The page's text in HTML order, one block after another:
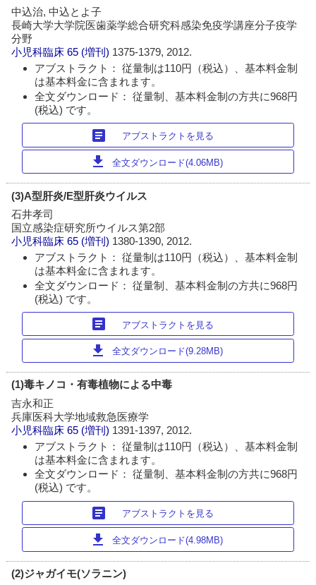
中込治, 中込とよ子
長崎大学大学院医歯薬学総合研究科感染免疫学講座分子疫学
分野
小児科臨床 65 (増刊) 1375-1379, 2012.
アブストラクト： 従量制は110円（税込）、基本料金制
は基本料金に含まれます。
全文ダウンロード： 従量制、基本料金制の方共に968円
(税込) です。
article アブストラクトを見る
download 全文ダウンロード(4.06MB)
(3)A型肝炎/E型肝炎ウイルス
石井孝司
国立感染症研究所ウイルス第2部
小児科臨床 65 (増刊) 1380-1390, 2012.
アブストラクト： 従量制は110円（税込）、基本料金制
は基本料金に含まれます。
全文ダウンロード： 従量制、基本料金制の方共に968円
(税込) です。
article アブストラクトを見る
download 全文ダウンロード(9.28MB)
(1)毒キノコ・有毒植物による中毒
吉永和正
兵庫医科大学地域救急医療学
小児科臨床 65 (増刊) 1391-1397, 2012.
アブストラクト： 従量制は110円（税込）、基本料金制
は基本料金に含まれます。
全文ダウンロード： 従量制、基本料金制の方共に968円
(税込) です。
article アブストラクトを見る
download 全文ダウンロード(4.98MB)
(2)ジャガイモ(ソラニン)